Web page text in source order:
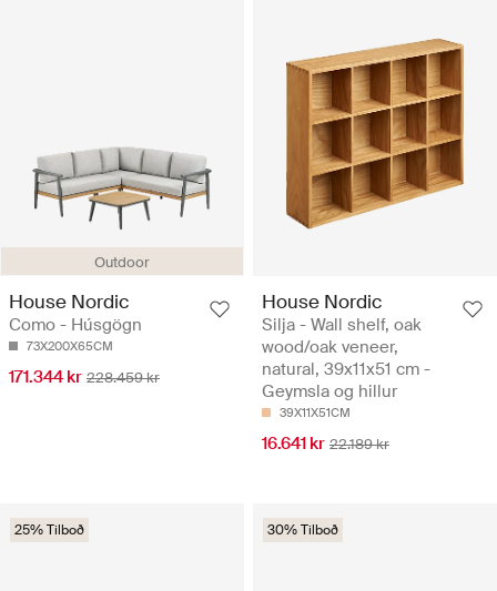
Outdoor
House Nordic
Como - Húsgögn
73X200X65CM
171.344 kr 228.459 kr
House Nordic
Silja - Wall shelf, oak
wood/oak veneer,
natural, 39x11x51 cm -
Geymsla og hillur
39X11X51CM
16.641 kr 22.189 kr
25% Tilboð 30% Tilboð